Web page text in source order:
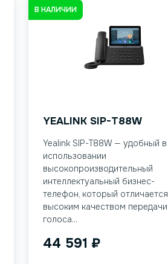
В НАЛИЧИИ
YEALINK SIP-T88W
Yealink SIP-T88W — удобный в
использовании
высокопроизводительный
интеллектуальный бизнес-
телефон, который отличается
высоким качеством передачи
голоса...
44 591 ₽